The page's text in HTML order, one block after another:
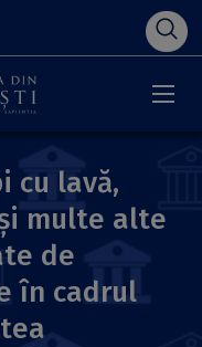
cu lavă,
multe alte
de
în cadrul